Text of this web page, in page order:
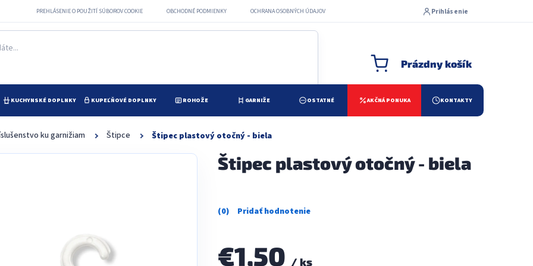
PREHLÁSENIE O POUŽITÍ SÚBOROV COOKIE OBCHODNÉ PODMIENKY OCHRANA OSOBNÝCH ÚDAJOV Prihlásenie
NÁKUPNÝ KOŠÍK
Prázdny košík
KUCHYNSKÉ DOPLNKY KUPEĽŇOVÉ DOPLNKY ROHOŽE GARNIŽE OSTATNÉ AKČNÁ PONUKA KONTAKTY
ku garnižiam Štipce Štipec plastový otočný - biela
Štipec plastový otočný - biela
Priemerné
0,0
z
€1,50 / ks